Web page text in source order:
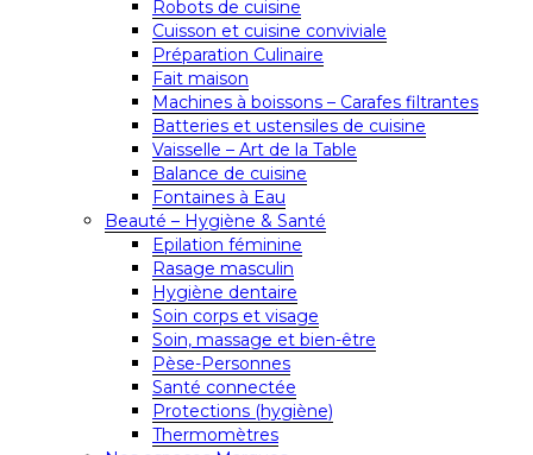
Robots de cuisine
Cuisson et cuisine conviviale
Préparation Culinaire
Fait maison
Machines à boissons – Carafes filtrantes
Batteries et ustensiles de cuisine
Vaisselle – Art de la Table
Balance de cuisine
Fontaines à Eau
Beauté – Hygiène & Santé
Epilation féminine
Rasage masculin
Hygiène dentaire
Soin corps et visage
Soin, massage et bien-être
Pèse-Personnes
Santé connectée
Protections (hygiène)
Thermomètres